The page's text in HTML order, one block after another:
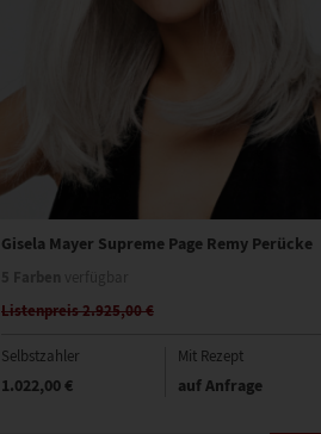
Gisela Mayer Supreme Page Remy Perücke
Listenpreis 2.925,00 €
Selbstzahler
1.022,00 €
Mit Rezept
auf Anfrage